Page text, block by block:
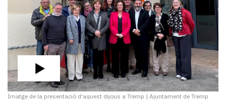
Imatge de la presentació d'aquest dijous a Tremp | Ajuntament de Tremp